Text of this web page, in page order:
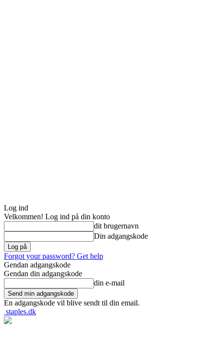
Log ind
Velkommen! Log ind på din konto
dit brugernavn
Din adgangskode
Forgot your password? Get help
Gendan adgangskode
Gendan din adgangskode
din e-mail
En adgangskode vil blive sendt til din email.
staples.dk